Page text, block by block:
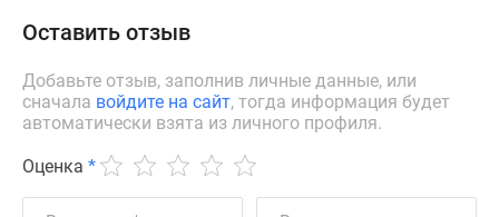
проекте
Реклама
Оставить отзыв
Добавьте отзыв, заполнив личные данные, или
сначала войдите на сайт, тогда информация будет
автоматически взята из личного профиля.
Оценка *